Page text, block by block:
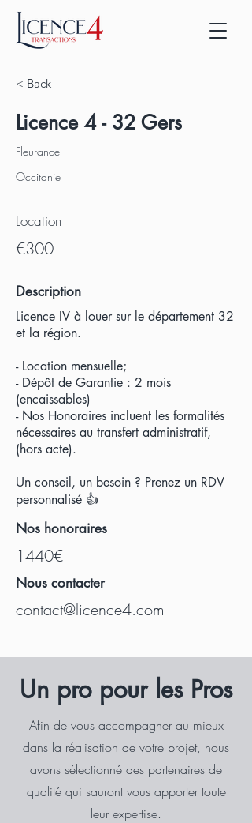
< Back
Licence 4 - 32 Gers
Fleurance
Occitanie
Location
€300
Description
Licence IV à louer sur le département 32
et la région.
- Location mensuelle;
- Dépôt de Garantie : 2 mois
(encaissables)
- Nos Honoraires incluent les formalités
nécessaires au transfert administratif,
(hors acte).
Un conseil, un besoin ? Prenez un RDV
personnalisé 👍
Nos honoraires
1440€
Nous contacter
contact@licence4.com
Un pro pour les Pros
Afin de vous accompagner au mieux
dans la réalisation de votre projet, nous
avons sélectionné des partenaires de
qualité qui sauront vous apporter toute
leur expertise.